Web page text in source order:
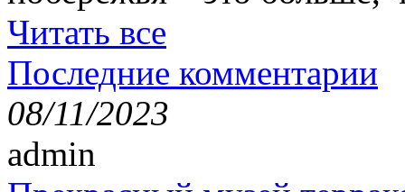
Читать все
Последние комментарии
08/11/2023
admin